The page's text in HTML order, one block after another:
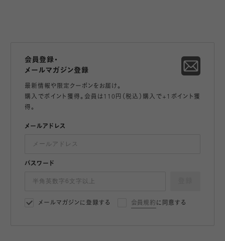
会員登録・
メールマガジン登録
最新情報や限定クーポンをお届け。
購入でポイント獲得。会員は110円（税込）購入で+1ポイント獲
得。
メールアドレス
パスワード
メールマガジンに登録する 会員規約 に同意する